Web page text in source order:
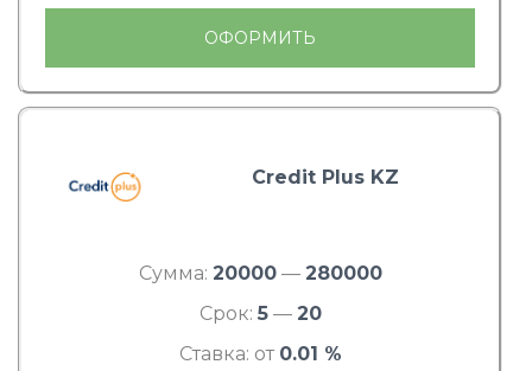
ОФОРМИТЬ
Credit Plus KZ
Сумма: 20000— 280000
Срок: 5— 20
Ставка: от 0.01 %